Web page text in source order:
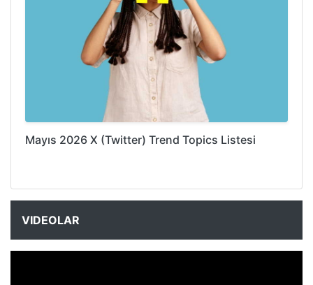
Mayıs 2026 X (Twitter) Trend Topics Listesi
VIDEOLAR